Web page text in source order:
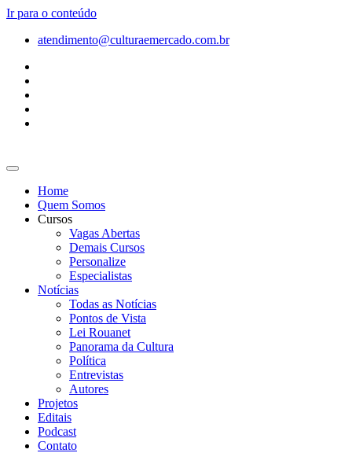
Ir para o conteúdo
atendimento@culturaemercado.com.br
Home
Quem Somos
Cursos
Vagas Abertas
Demais Cursos
Personalize
Especialistas
Notícias
Todas as Notícias
Pontos de Vista
Lei Rouanet
Panorama da Cultura
Política
Entrevistas
Autores
Projetos
Editais
Podcast
Contato